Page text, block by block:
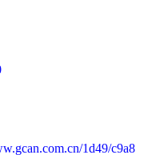
1d49/c9a8